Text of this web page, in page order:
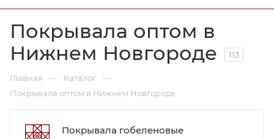
Покрывала оптом в
Нижнем Новгороде
113
Главная — Каталог —
Покрывала оптом в Нижнем Новгороде
Покрывала гобеленовые